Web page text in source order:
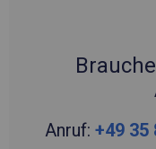
Anruf: +49 35